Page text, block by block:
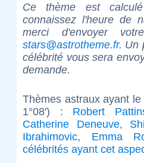
Ce thème est
connaissez l'heure de
merci d'envoyer
stars@astrotheme.fr. Un
célébrité vous sera
demande.
Thèmes astraux ayant
1°08') : Robert
Catherine Deneuve,
Ibrahimovic, Emma
célébrités ayant cet